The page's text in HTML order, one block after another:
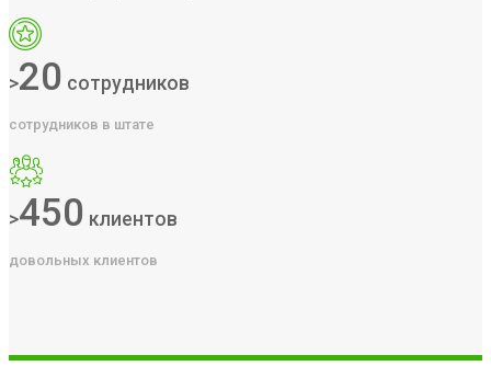
>20 сотрудников
сотрудников в штате
>450 клиентов
довольных клиентов